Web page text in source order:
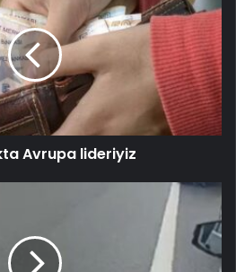
Avrupa lideriyiz